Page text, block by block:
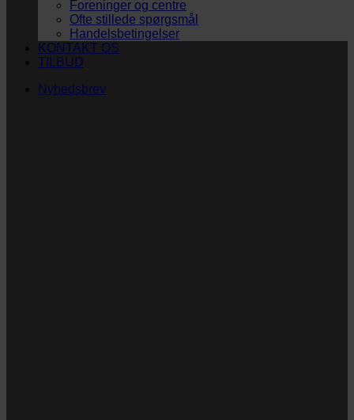
Foreninger og centre
Ofte stillede spørgsmål
Handelsbetingelser
KONTAKT OS
TILBUD
Nyhedsbrev